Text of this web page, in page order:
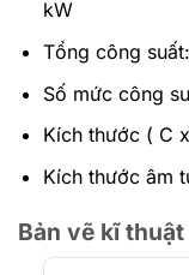
kW
Tổng công
Số mức công
Kích thước ( C
Kích thước âm
Bản vẽ kĩ